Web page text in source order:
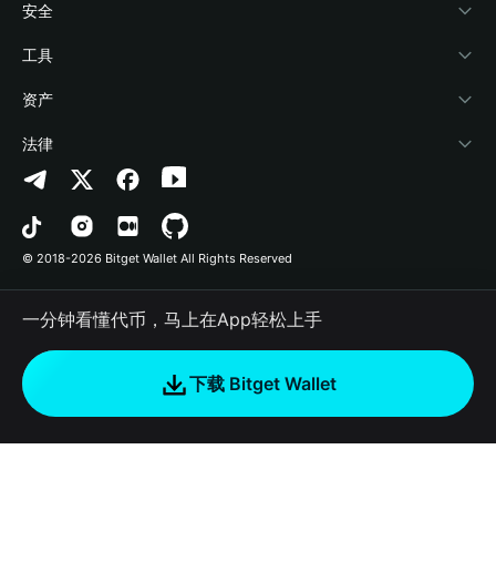
学院
加密资讯
帮助中心
联系我们
品牌资源
工作机会
稳定币理财
Payfi Crypto
Crypto Swap API
山寨季指数
预测市场
DApp
RWA
如何购买加密货币
开发者文档
接入钱包
Bitget Wallet Pay
合作上架
安全
风险保障基金
安全防护技术
工具
快捷买币
授权检测
合约检测
批量转账
资产
Arbitrum
Avalanche
Bitcoin
Polygon
法律
隐私协议
用户使用协议
© 2018-2026 Bitget Wallet All Rights Reserved
一分钟看懂代币，马上在App轻松上手
下载 Bitget Wallet